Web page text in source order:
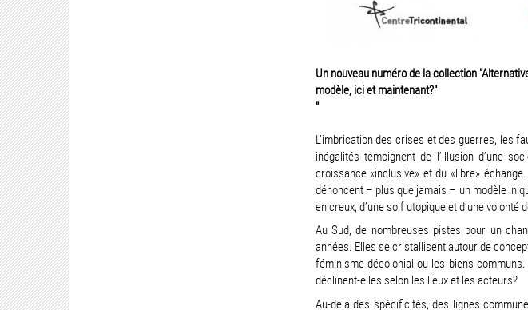
Un nouveau numéro de la collection
modèle, ici et maintenant?"
"
L’imbrication des crises et des guerres, les
inégalités témoignent de l’illusion d’une
croissance «inclusive» et du «libre»
dénoncent – plus que jamais – un modèle
en creux, d’une soif utopique et d’une
Au Sud, de nombreuses pistes pour un
années. Elles se cristallisent autour de
féminisme décolonial ou les biens
déclinent-elles selon les lieux et les acteurs?
Au-delà des spécificités, des lignes